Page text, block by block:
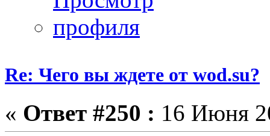
Re: Чего вы ждете от wod.su?
« Ответ #250 : 16 Июня